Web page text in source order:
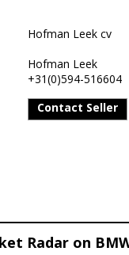
Hofman Leek cv
Hofman Leek
+31(0)594-516604
Contact Seller
Radar on